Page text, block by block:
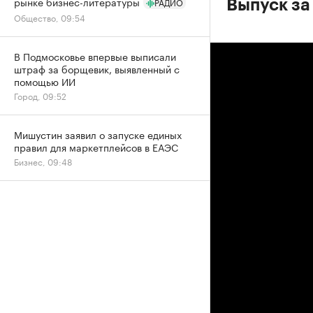
Выпуск
Общество, 09:54
В Подмосковье впервые выписали
штраф за борщевик, выявленный с
помощью ИИ
Город, 09:52
Мишустин заявил о запуске единых
правил для маркетплейсов в ЕАЭС
Бизнес, 09:48